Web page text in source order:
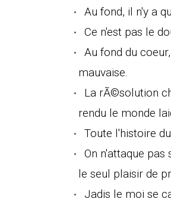
Au fond, il n'y a
Ce n'est pas le
Au fond du
mauvaise.
La rÃ©solution
rendu le monde
Toute l'histoire
On n'attaque
le seul plaisir de
Jadis le moi se